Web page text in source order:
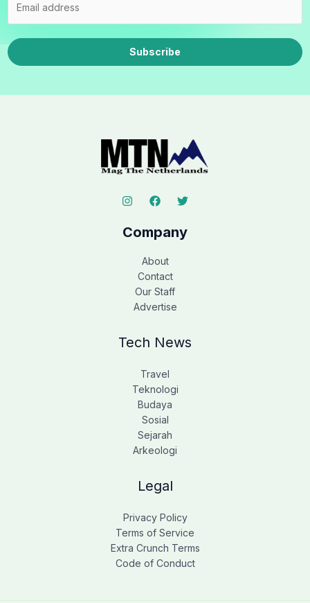
Subscribe
Company
About
Contact
Our Staff
Advertise
Tech News
Travel
Teknologi
Budaya
Sosial
Sejarah
Arkeologi
Legal
Privacy Policy
Terms of Service
Extra Crunch Terms
Code of Conduct